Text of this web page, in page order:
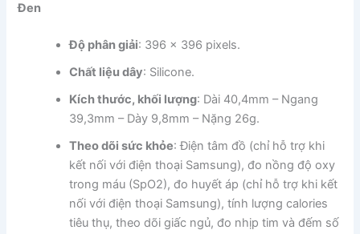
Đen
Độ phân giải: 396 x 396 pixels.
Chất liệu dây: Silicone.
Kích thước, khối lượng: Dài 40,4mm – Ngang
39,3mm – Dày 9,8mm – Nặng 26g.
Theo dõi sức khỏe: Điện tâm đồ (chỉ hỗ trợ khi
kết nối với điện thoại Samsung), đo nồng độ oxy
trong máu (SpO2), đo huyết áp (chỉ hỗ trợ khi kết
nối với điện thoại Samsung), tính lượng calories
tiêu thụ, theo dõi giấc ngủ, đo nhịp tim và đếm số